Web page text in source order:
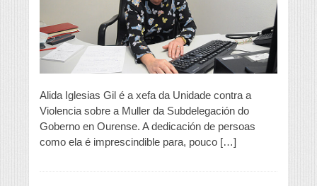
fácil
de
detectar,
pero
cando
é
tipo
(psicolóxica,
emocional,
económica)
é
máis
Alida Iglesias Gil é a xefa da Unidade contra a
Violencia sobre a Muller da Subdelegación do
Goberno en Ourense. A dedicación de persoas
como ela é imprescindible para, pouco […]